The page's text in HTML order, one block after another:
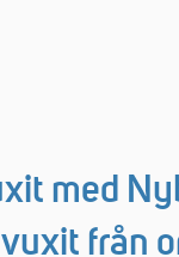
med
från